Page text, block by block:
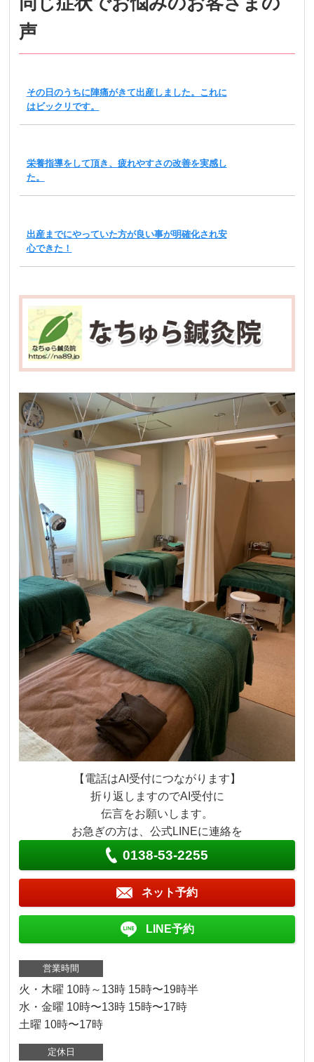
声
その日のうちに陣痛がきて出産しました。これに
はビックリです。
栄養指導をして頂き、疲れやすさの改善を実感し
た。
出産までにやっていた方が良い事が明確化され安
心できた！
【電話はAI受付につながります】
折り返しますのでAI受付に
伝言をお願いします。
お急ぎの方は、公式LINEに連絡を
0138-53-2255
ネット予約
LINE予約
営業時間
火・木曜 10時～13時 15時〜19時半
水・金曜 10時〜13時 15時〜17時
土曜 10時〜17時
定休日